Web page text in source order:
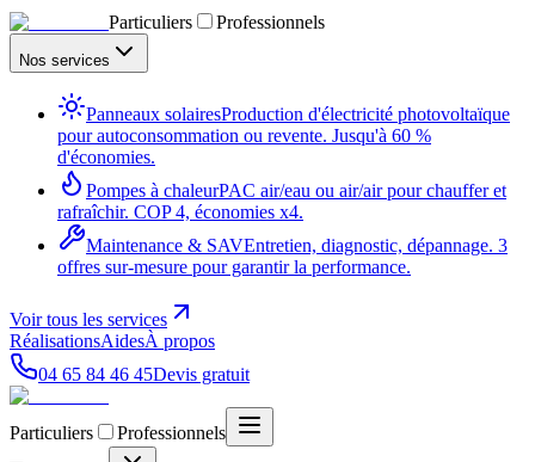
Particuliers Professionnels
Nos services
Panneaux solairesProduction d'électricité photovoltaïque
pour autoconsommation ou revente. Jusqu'à 60 %
d'économies.
Pompes à chaleurPAC air/eau ou air/air pour chauffer et
rafraîchir. COP 4, économies x4.
Maintenance & SAVEntretien, diagnostic, dépannage. 3
offres sur-mesure pour garantir la performance.
Voir tous les services
RéalisationsAidesÀ propos
04 65 84 46 45Devis gratuit
Particuliers Professionnels